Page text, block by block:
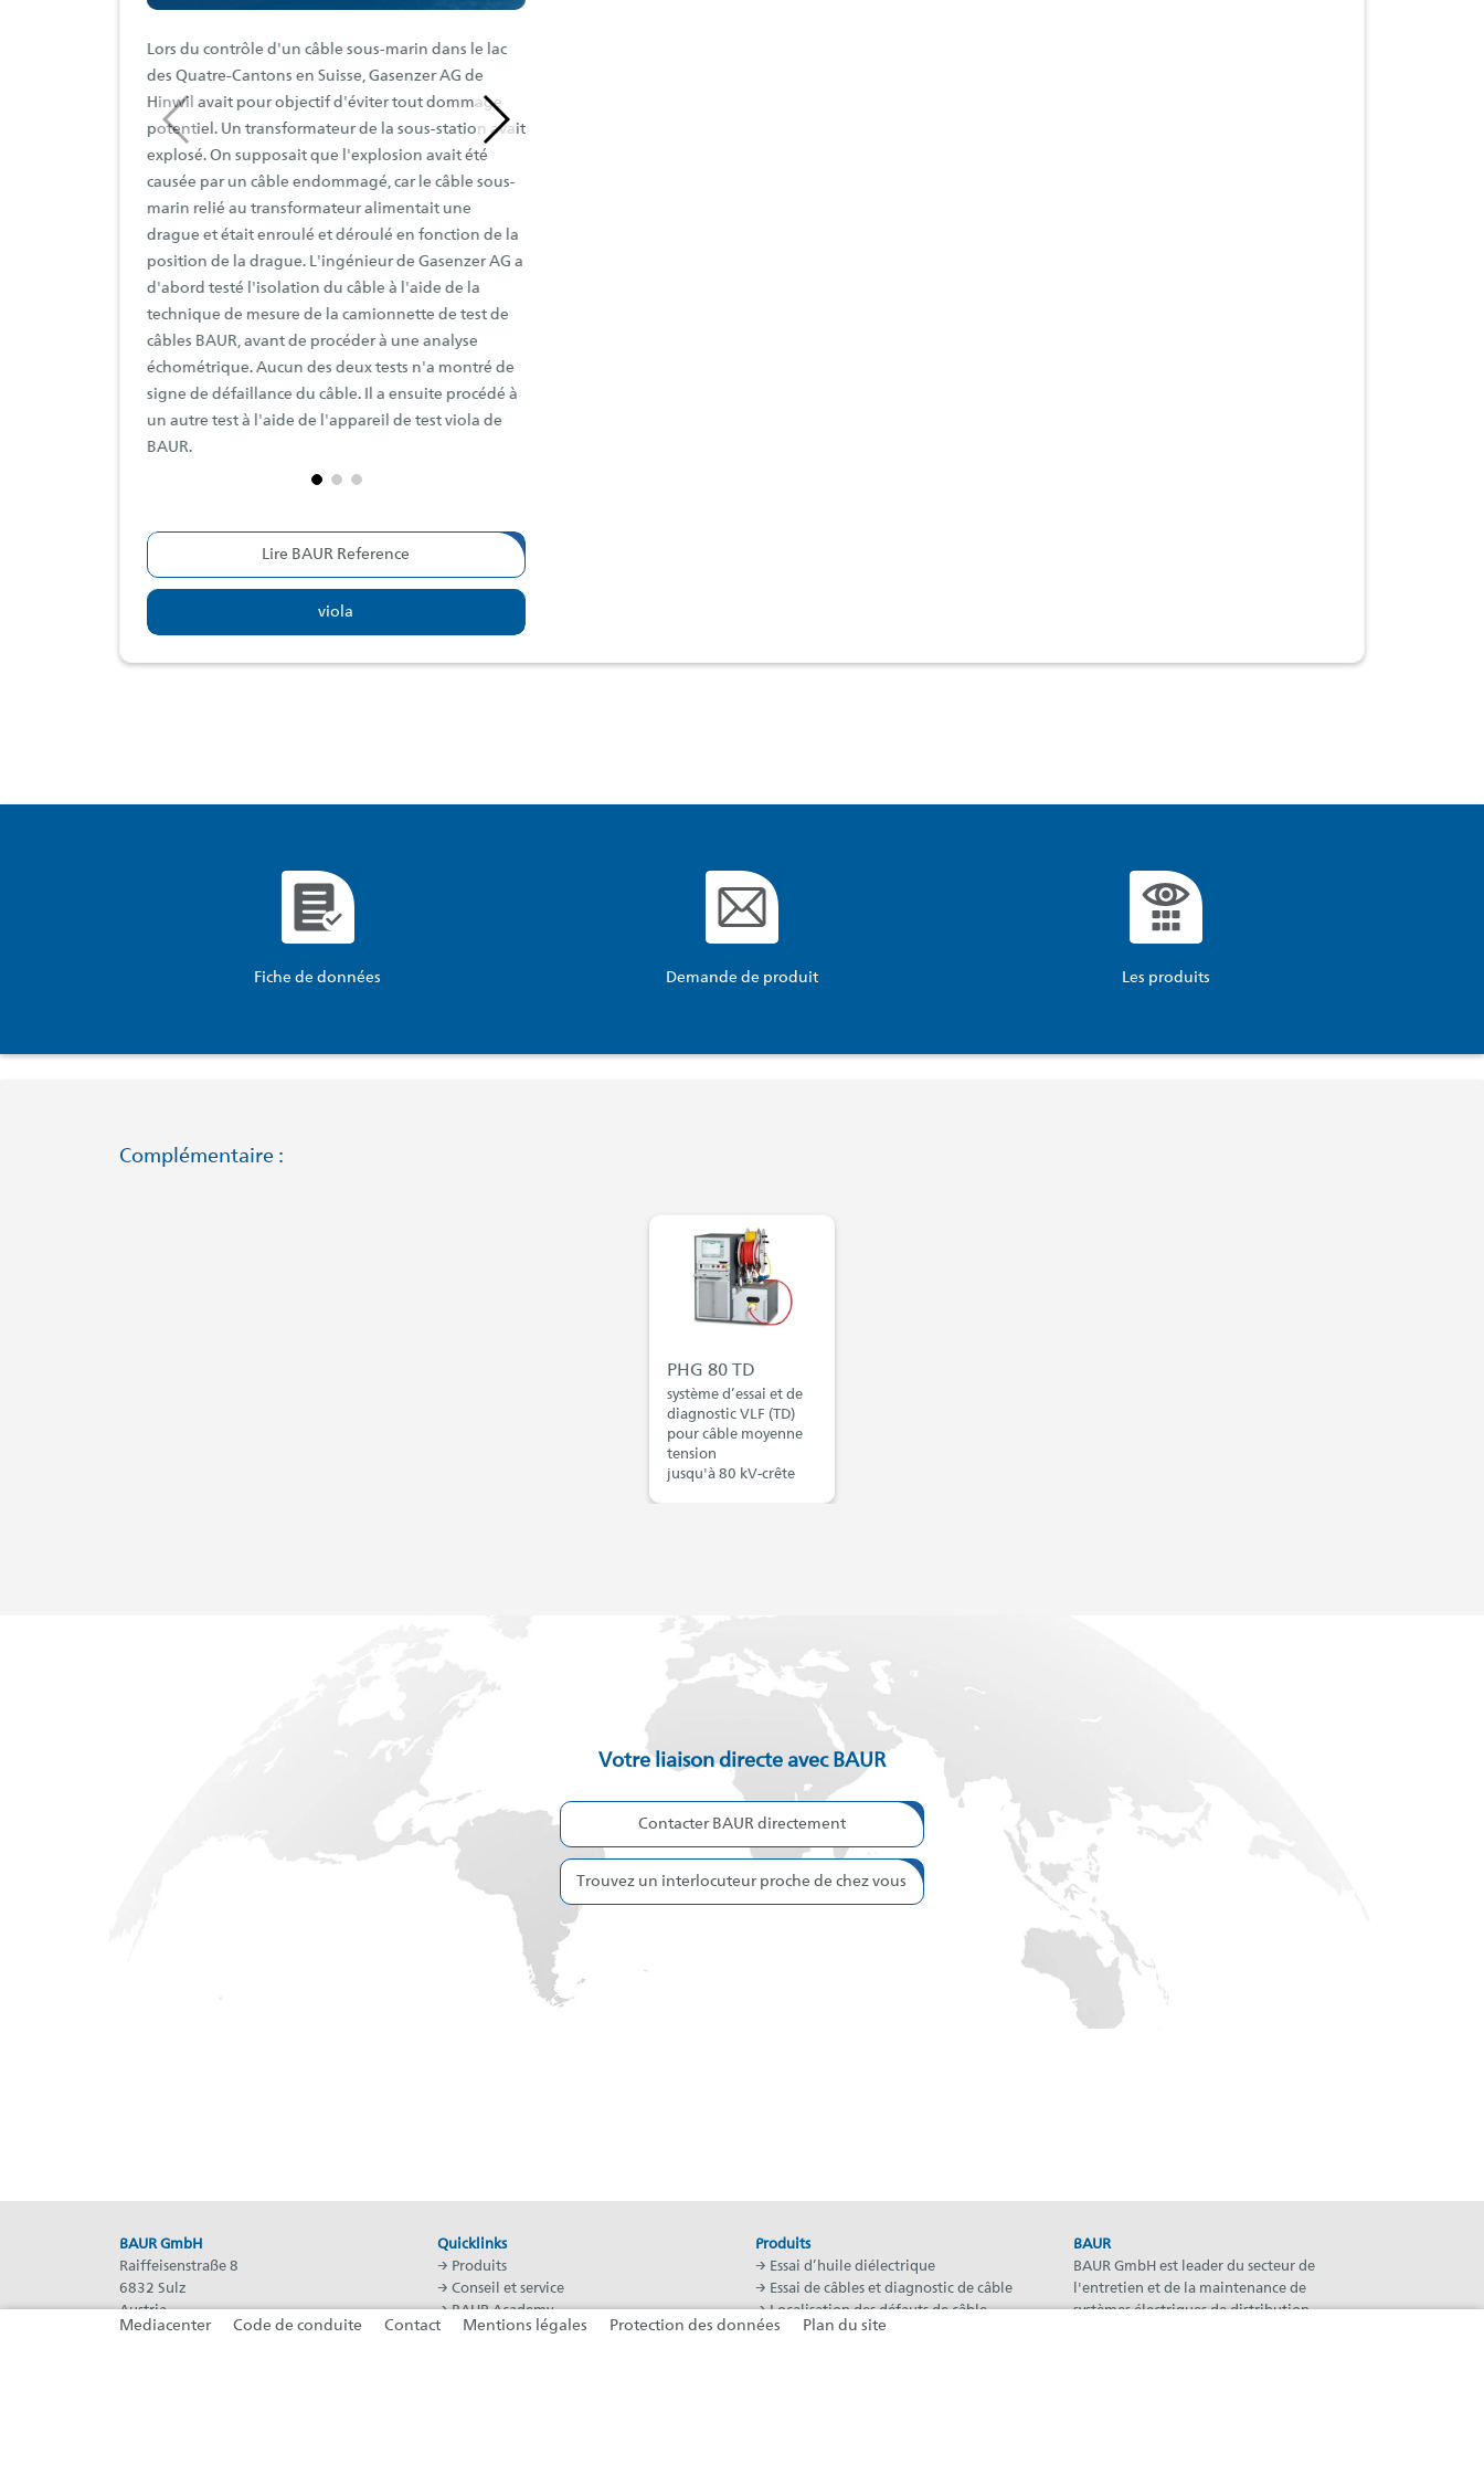
Lors du contrôle d'un câble sous-marin dans le lac
des Quatre-Cantons en Suisse, Gasenzer AG de
Hinwil avait pour objectif d'éviter tout dommage
potentiel. Un transformateur de la sous-station avait
explosé. On supposait que l'explosion avait été
causée par un câble endommagé, car le câble sous-
marin relié au transformateur alimentait une
drague et était enroulé et déroulé en fonction de la
position de la drague. L'ingénieur de Gasenzer AG a
d'abord testé l'isolation du câble à l'aide de la
technique de mesure de la camionnette de test de
câbles BAUR, avant de procéder à une analyse
échométrique. Aucun des deux tests n'a montré de
signe de défaillance du câble. Il a ensuite procédé à
un autre test à l'aide de l'appareil de test viola de
BAUR.
Lire BAUR Reference
viola
Fiche de données Demande de produit Les produits
Complémentaire :
PHG 80 TD
système d’essai et de
diagnostic VLF (TD)
pour câble moyenne
tension
jusqu'à 80 kV-crête
Votre liaison directe avec BAUR
Contacter BAUR directement
Trouvez un interlocuteur proche de chez vous
BAUR GmbH
Raiffeisenstraße 8
6832 Sulz
Austria
T: +43 5522 49410
Quicklinks
→ Produits
→ Conseil et service
→ BAUR Academy
→
BAUR dans le monde entier
Produits
→ Essai d’huile diélectrique
→ Essai de câbles et diagnostic de câble
→ Localisation des défauts de câble
→ Laboratoires mobiles et systèmes
BAUR
BAUR GmbH est leader du secteur de
l'entretien et de la maintenance de
systèmes électriques de distribution
Mediacenter Code de conduite Contact Mentions légales Protection des données Plan du site